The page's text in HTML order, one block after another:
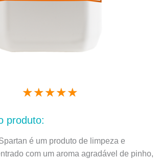
★★★★★
5
produto:
é um produto de limpeza e
com um aroma agradável de pinho,